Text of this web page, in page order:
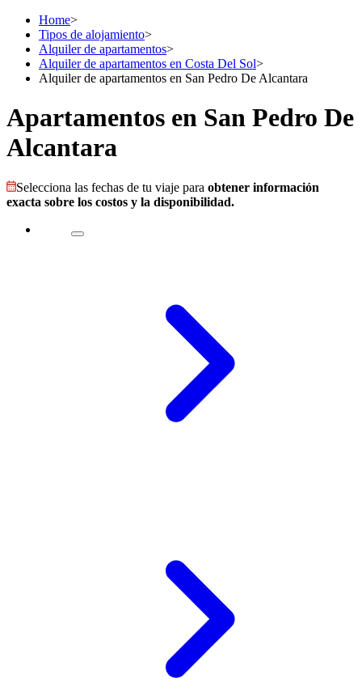
Home>
Tipos de alojamiento>
Alquiler de apartamentos>
Alquiler de apartamentos en Costa Del Sol>
Alquiler de apartamentos en San Pedro De Alcantara
Apartamentos en San Pedro De
Alcantara
Selecciona las fechas de tu viaje para obtener información
exacta sobre los costos y la disponibilidad.